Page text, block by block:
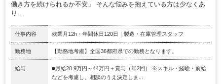
働き方を続けられるか不安」 そんな悩みを抱えている方は少なくあ
り...
仕事内容 残業月12h・年間休日120日｜製造・在庫管理スタッフ
勤務地 【勤務地考慮】全国36都府県での勤務となります。
給与
■月給20.9万円～44万円＋賞与（年2回） ※スキル・経験・前給
などを考慮し、相談のうえ決定しま...